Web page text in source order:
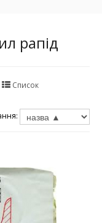
рапід
Список